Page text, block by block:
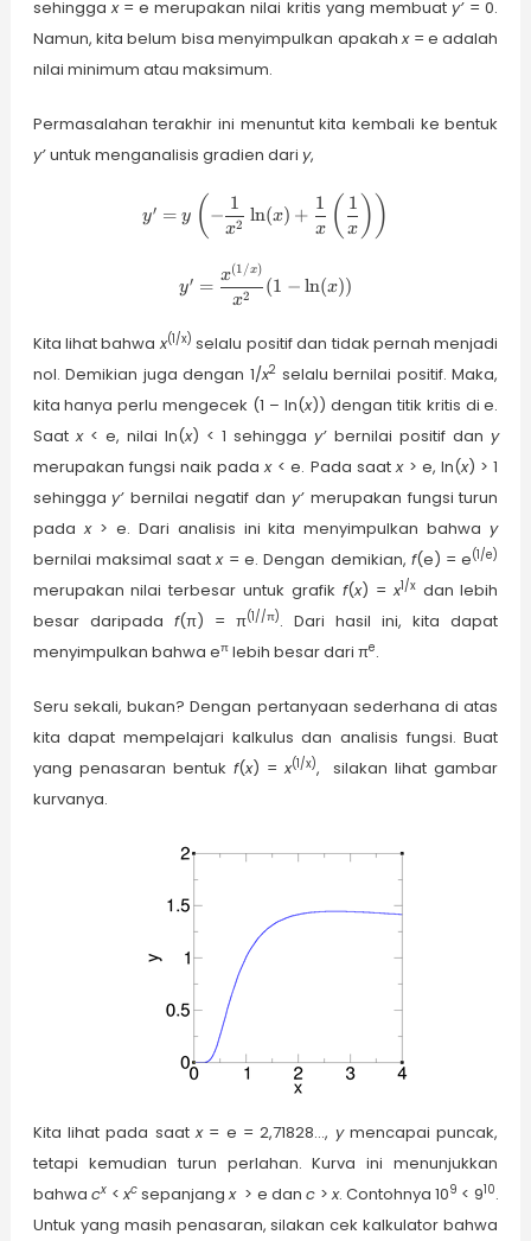
sehinggax= e merupakan nilai kritis yang membuaty’ = 0.
Namun, kita belum bisa menyimpulkan apakahx= e adalah
nilai minimum atau maksimum.
Permasalahan terakhir ini menuntut kita kembali ke bentuk
y’untuk menganalisis gradien dari y,
y^\prime =
\displaystyle
\frac{1}
{x^2}\ln(x)
+ \frac{1}
{x}
\left(\frac{1}
{x}
\right)\right)
y′ = y ( −
x2
1
ln(x) +
x
1 ( x
1 ))
y^\prime =
\displaystyle
{x^2} (1 - \ln(x))
y′ =
x2
x(1/x)
(1 − ln(x))
Kita lihat bahwax(1/x) selalu positif dan tidak pernah menjadi
nol. Demikian juga dengan 1/x2 selalu bernilai positif. Maka,
kita hanya perlu mengecek (1 – ln(x)) dengan titik kritis di e.
Saatx< e, nilai ln(x) < 1 sehingga y’ bernilai positif dan y
merupakan fungsi naik padax < e. Pada saatx > e, ln(x) > 1
sehinggay’bernilai negatif dan y’ merupakan fungsi turun
padax> e. Dari analisis ini kita menyimpulkan bahway
bernilai maksimal saatx= e. Dengan demikian, f(e) = e(1/e)
merupakan nilai terbesar untuk grafik f(x) =x1/xdan lebih
besar daripada f(π) = π(1//π). Dari hasil ini, kita dapat
menyimpulkan bahwa eπlebih besar dari πe.
Seru sekali, bukan? Dengan pertanyaan sederhana di atas
kita dapat mempelajari kalkulus dan analisis fungsi. Buat
yang penasaran bentuk f(x) =x(1/x), silakan lihat gambar
kurvanya.
Kita lihat pada saatx= e = 2,71828…, ymencapai puncak,
tetapi kemudian turun perlahan. Kurva ini menunjukkan
bahwa cx <xcsepanjangx > e dan c >x. Contohnya 109 < 910.
Untuk yang masih penasaran, silakan cek kalkulator bahwa